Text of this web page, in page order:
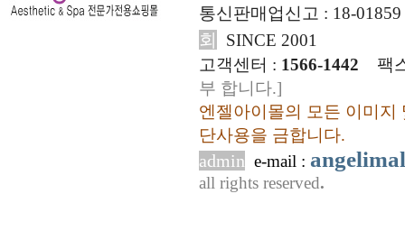
통신판매업신고 : 18-
회
SINCE 2001
고객센터 : 1566-1442
팩
부 합니다.]
엔젤아이몰의 모든 이미지
단사용을 금합니다.
admin e-mail :
all rights reserved.